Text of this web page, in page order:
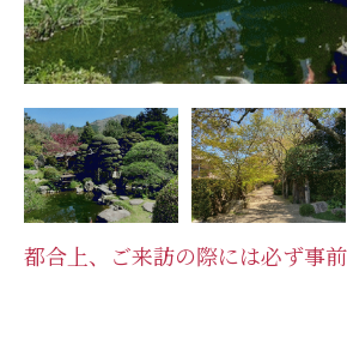
都合上、ご来訪の際には必ず事